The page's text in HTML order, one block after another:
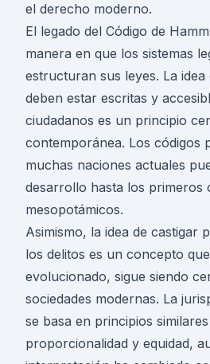
el derecho moderno.
El legado del Código de
manera en que los sistemas
estructuran sus leyes. La idea
deben estar escritas y
ciudadanos es un principio
contemporánea. Los códigos
muchas naciones actuales
desarrollo hasta los primeros
mesopotámicos.
Asimismo, la idea de castigar
los delitos es un concepto
evolucionado, sigue siendo
sociedades modernas. La
se basa en principios
proporcionalidad y equidad,